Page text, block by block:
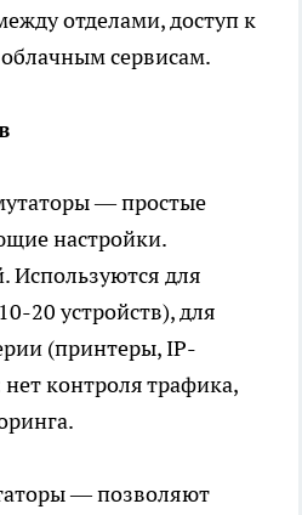
отделами, доступ к
сервисам.
— простые
настройки.
Используются для
20 устройств), для
(принтеры, IP-
контроля трафика,
— позволяют